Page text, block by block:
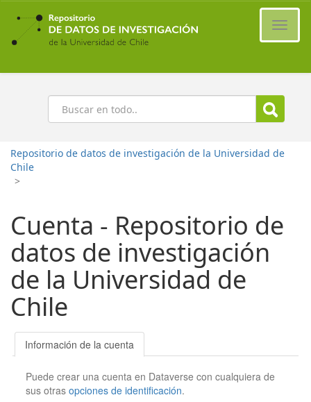
Ir
contenido
principal
Buscar
Repositorio de datos de investigación de la Universidad de
Chile
>
Cuenta - Repositorio de
datos de investigación
de la Universidad de
Chile
Información de la cuenta
Puede crear una cuenta en Dataverse con cualquiera de
sus otrasopciones de identificación.